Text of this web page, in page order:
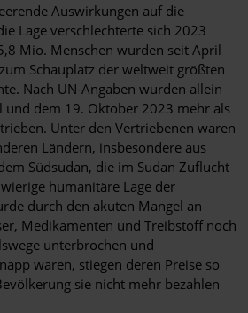
Auswirkungen auf die
Lage verschlechterte sich 2023
Mio. Menschen wurden seit April
Schauplatz der weltweit größten
Nach UN-Angaben wurden allein
und dem 19. Oktober 2023 mehr als
Unter den Vertriebenen waren
Ländern, insbesondere aus
Südsudan, die im Sudan Zuflucht
humanitäre Lage der
durch den akuten Mangel an
Medikamenten und Treibstoff noch
unterbrochen und
waren, stiegen deren Preise so
sie nicht mehr bezahlen